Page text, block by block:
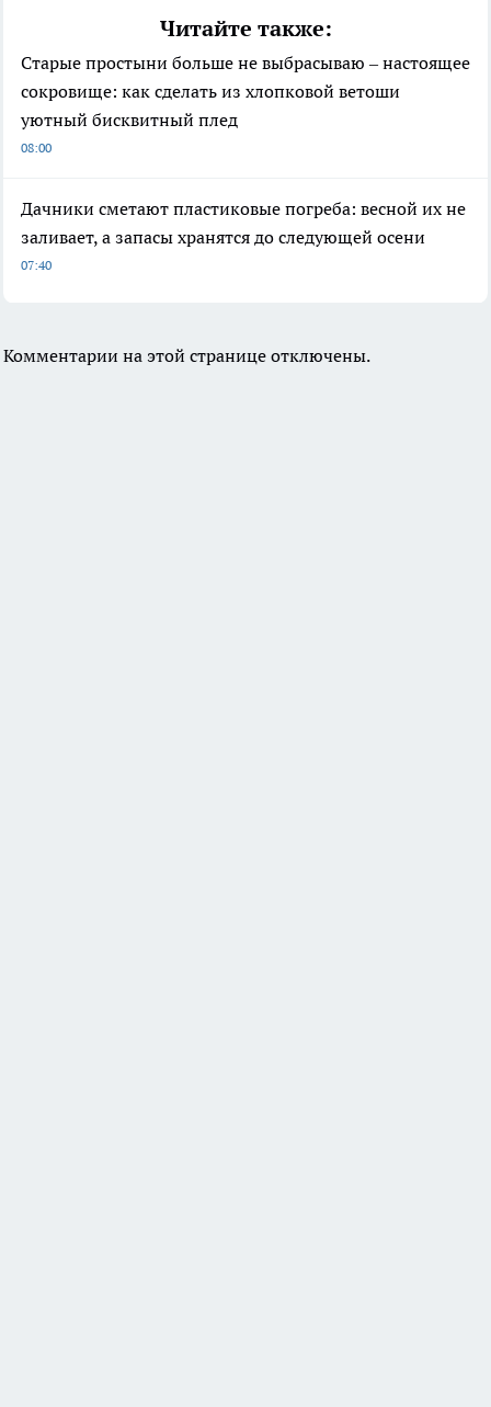
Читайте также:
Старые простыни больше не выбрасываю – настоящее
сокровище: как сделать из хлопковой ветоши
уютный бисквитный плед
08:00
Дачники сметают пластиковые погреба: весной их не
заливает, а запасы хранятся до следующей осени
07:40
Комментарии на этой странице отключены.